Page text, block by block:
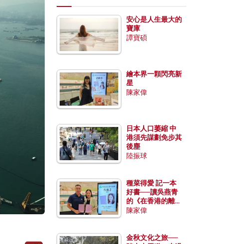
安心是人生最大的
寶庫
譚寶碩
繪本界一顆閃亮新
星
陳家偉
日本人口萎縮 中
港須先謀劃免步其
後塵
陸振球
種菜得愛 記一本
好書──讀吳燕青
的《在香港的離島
種菜》
陳家偉
金秋文化之旅──